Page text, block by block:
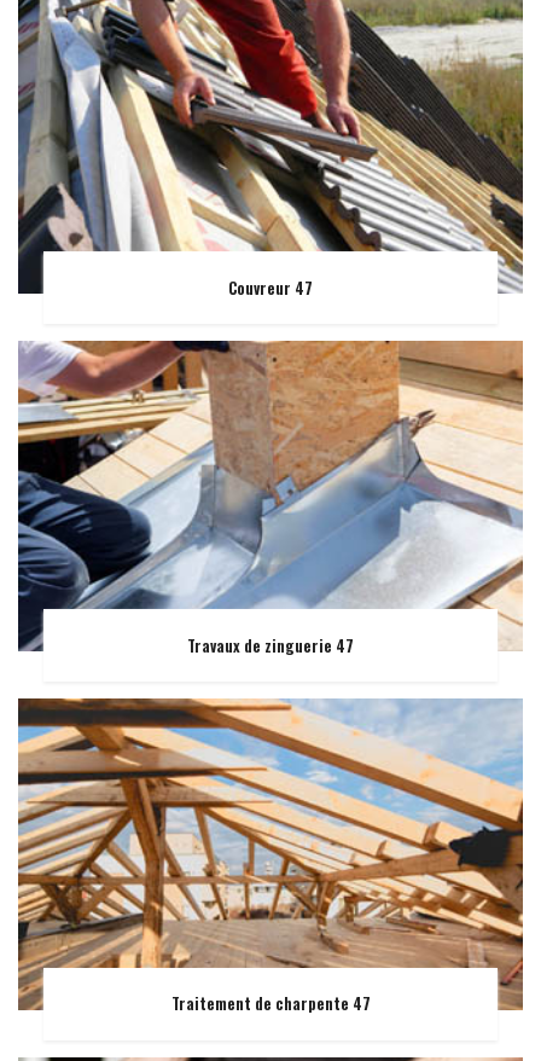
Couvreur 47
Travaux de zinguerie 47
Traitement de charpente 47